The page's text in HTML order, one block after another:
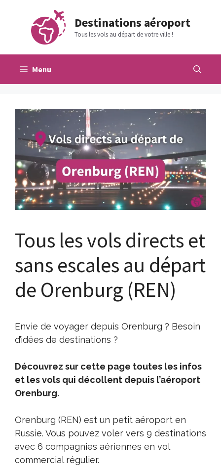
contenu
Destinations aéroport
Tous les vols au départ de votre ville !
Menu
Tous les vols directs et
sans escales au départ
de Orenburg (REN)
Envie de voyager depuis Orenburg ? Besoin
d’idées de destinations ?
Découvrez sur cette page toutes les infos
et les vols qui décollent depuis l’aéroport
Orenburg.
Orenburg (REN) est un petit aéroport en
Russie. Vous pouvez voler vers 9 destinations
avec 6 compagnies aériennes en vol
commercial régulier.